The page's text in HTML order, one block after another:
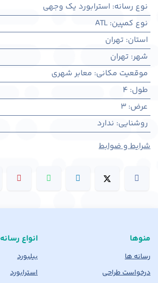
نوع رسانه: استرابورد یک وجهی
نوع کمپین:
ATL
استان: تهران
شهر: تهران
موقعیت مکانی: معابر شهری
طول:
4
عرض:
3
روشنایی: ندارد
شرایط و ضوابط
منوها
رسانه ها
درخواست طراحی
انواع رسانه
بیلبورد
استرابورد